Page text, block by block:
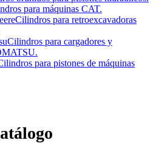
para máquinas CAT.
Cilindros para retroexcavadoras
Cilindros para cargadores y
para pistones de máquinas